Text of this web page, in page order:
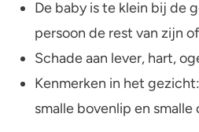
De baby is te klein bij de
persoon de rest van zijn
Schade aan lever, hart,
Kenmerken in het
smalle bovenlip en